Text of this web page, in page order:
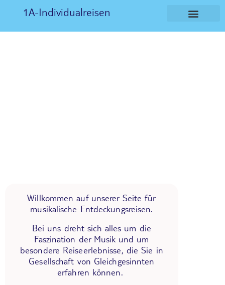
1A-Individualreisen
Willkommen auf unserer Seite für
musikalische Entdeckungsreisen.
Bei uns dreht sich alles um die
Faszination der Musik und um
besondere Reiseerlebnisse, die Sie in
Gesellschaft von Gleichgesinnten
erfahren können.